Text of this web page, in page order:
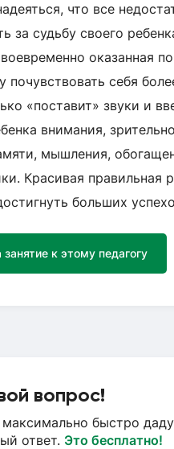
что все
за судьбу своего
оказанная
почувствовать себя
«поставит» звуки и
внимания,
мышления,
Красивая правильная
больших
занятие к этому педагогу
вопрос!
быстро
ответ. Это бесплатно!